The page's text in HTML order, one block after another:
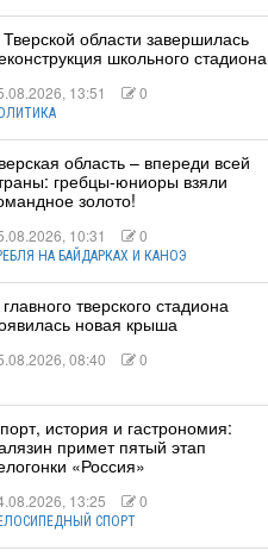
области завершилась
школьного стадиона
13:51 0
область – впереди всей
гребцы-юниоры взяли
золото!
10:31 0
НА БАЙДАРКАХ И КАНОЭ
тверского стадиона
новая крыша
08:40 0
история и гастрономия:
примет пятый этап
«Россия»
13:25 0
СПОРТ